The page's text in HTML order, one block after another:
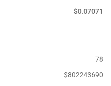
$0.07071
78
$802243690